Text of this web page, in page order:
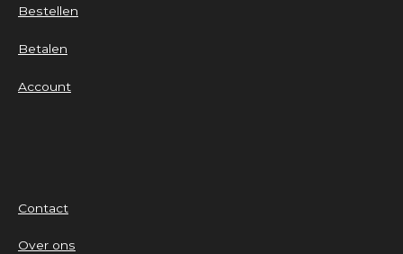
Bestellen
Betalen
Account
Contact
Over ons